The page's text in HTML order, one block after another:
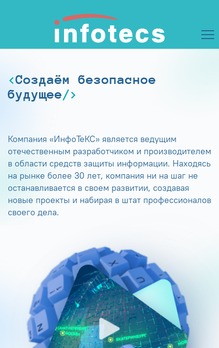
Создаём безопасное
будущее
Компания «ИнфоТеКС» является ведущим
отечественным разработчиком и производителем
в области средств защиты информации. Находясь
на рынке более 30 лет, компания ни на шаг не
останавливается в своем развитии, создавая
новые проекты и набирая в штат профессионалов
своего дела.